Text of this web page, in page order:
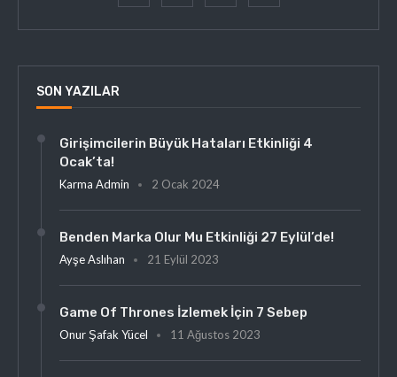
SON YAZILAR
Girişimcilerin Büyük Hataları Etkinliği 4
Ocak’ta!
Karma Admin 2 Ocak 2024
Benden Marka Olur Mu Etkinliği 27 Eylül’de!
Ayşe Aslıhan 21 Eylül 2023
Game Of Thrones İzlemek İçin 7 Sebep
Onur Şafak Yücel 11 Ağustos 2023